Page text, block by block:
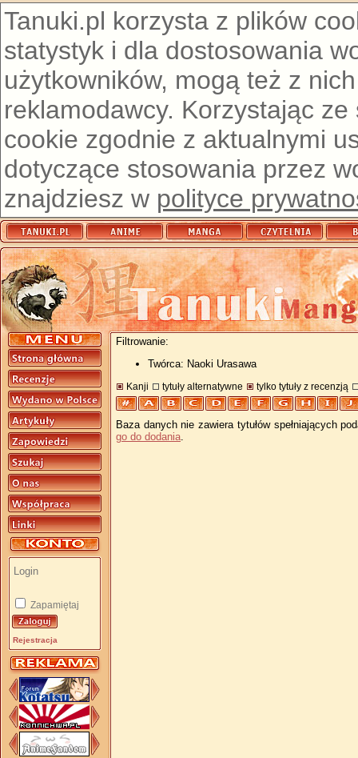
Tanuki.pl korzysta z plików
statystyk i dla dostosowania
użytkowników, mogą też z
reklamodawcy. Korzystając
cookie zgodnie z aktualnymi
dotyczące stosowania przez
znajdziesz w polityce
Zapamiętaj
Rejestracja
Filtrowanie:
Twórca: Naoki Urasawa
Kanji tytuły alternatywne tylko tytuły z recenzją
Baza danych nie zawiera tytułów spełniających
go do dodania.